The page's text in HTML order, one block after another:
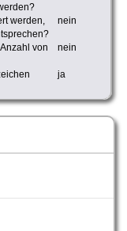
werden,
nein
von
nein
ja